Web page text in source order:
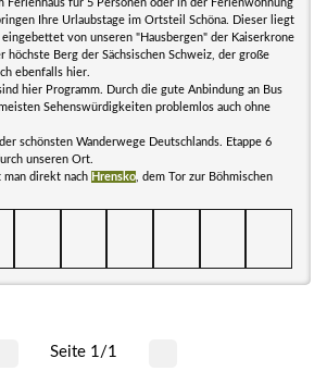
Ferienhaus für 5 Personen oder in der Ferienwohnung
Ihre Urlaubstage im Ortsteil Schöna. Dieser liegt
von unseren "Hausbergen" der Kaiserkrone
höchste Berg der Sächsischen Schweiz, der große
ebenfalls hier.
hier Programm. Durch die gute Anbindung an Bus
Sehenswürdigkeiten problemlos auch ohne
schönsten Wanderwege Deutschlands. Etappe 6
unseren Ort.
man direkt nach Hrensko , dem Tor zur Böhmischen
Seite 1/1